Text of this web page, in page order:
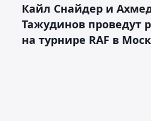
Кайл Снайдер и
Тажудинов проведут
на турнире RAF в